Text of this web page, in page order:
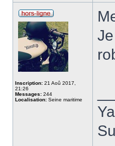
Inscription: 21 Aoû 2017,
21:26
Messages: 244
Localisation: Seine maritime